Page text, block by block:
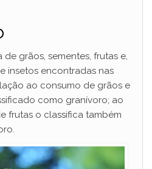
grãos, sementes, frutas e,
insetos encontradas nas
ao consumo de grãos e
como granívoro; ao
frutas o classifica também